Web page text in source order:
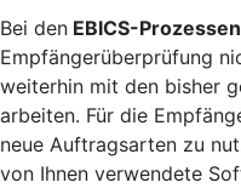
Bei den EBICS-Prozessen
Empfängerüberprüfung
weiterhin mit den bisher
arbeiten. Für die
neue Auftragsarten zu
von Ihnen verwendete